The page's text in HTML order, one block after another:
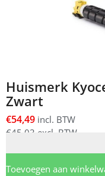
Huismerk
Zwart
€54,49 incl. BTW
€45,03 excl. BTW
Toevoegen aan